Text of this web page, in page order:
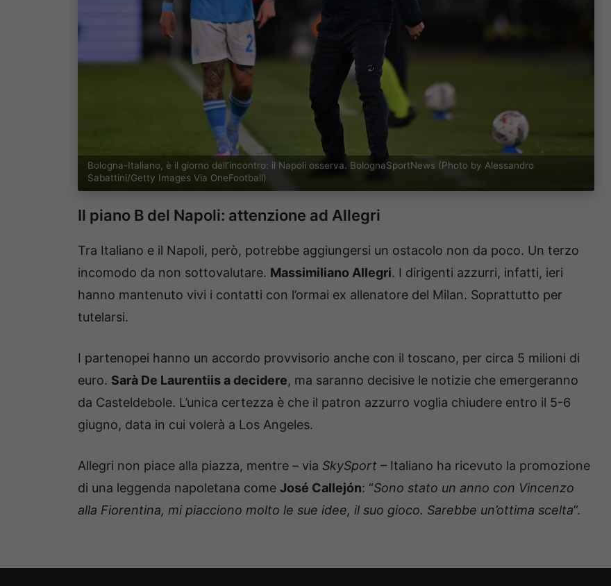
Bologna-Italiano, è il giorno dell’incontro: il Napoli osserva. BolognaSportNews (Photo by Alessandro
Sabattini/Getty Images Via OneFootball)
Il piano B del Napoli: attenzione ad Allegri
Tra Italiano e il Napoli, però, potrebbe aggiungersi un ostacolo non da poco. Un terzo
incomodo da non sottovalutare. Massimiliano Allegri. I dirigenti azzurri, infatti, ieri
hanno mantenuto vivi i contatti con l’ormai ex allenatore del Milan. Soprattutto per
tutelarsi.
I partenopei hanno un accordo provvisorio anche con il toscano, per circa 5 milioni di
euro. Sarà De Laurentiis a decidere, ma saranno decisive le notizie che emergeranno
da Casteldebole. L’unica certezza è che il patron azzurro voglia chiudere entro il 5-6
giugno, data in cui volerà a Los Angeles.
Allegri non piace alla piazza, mentre – via SkySport – Italiano ha ricevuto la promozione
di una leggenda napoletana come José Callejón: “Sono stato un anno con Vincenzo
alla Fiorentina, mi piacciono molto le sue idee, il suo gioco. Sarebbe un’ottima scelta”.